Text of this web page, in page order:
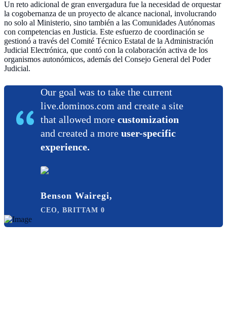
Un reto adicional de gran envergadura fue la necesidad de orquestar
la cogobernanza de un proyecto de alcance nacional, involucrando
no solo al Ministerio, sino también a las Comunidades Autónomas
con competencias en Justicia. Este esfuerzo de coordinación se
gestionó a través del Comité Técnico Estatal de la Administración
Judicial Electrónica, que contó con la colaboración activa de los
organismos autonómicos, además del Consejo General del Poder
Judicial.
Our goal was to take the current
live.dominos.com and create a site
that allowed more customization
and created a more user-specific
experience.
Benson Wairegi,
CEO, BRITTAM 0